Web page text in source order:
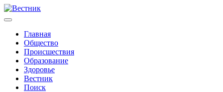
Главная
Общество
Происшествия
Образование
Здоровье
Вестник
Поиск